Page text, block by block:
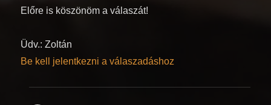
Előre is köszönöm a válaszát!
Üdv.: Zoltán
Be kell jelentkezni a válaszadáshoz